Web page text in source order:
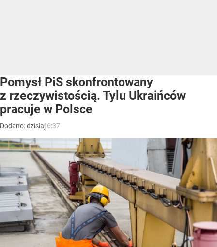
Pomysł PiS skonfrontowany
z rzeczywistością. Tylu Ukraińców
pracuje w Polsce
Dodano:dzisiaj 6:37